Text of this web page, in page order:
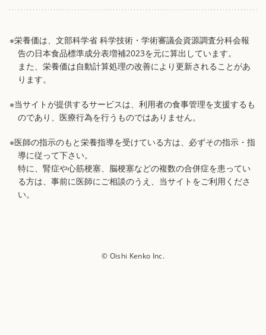
※栄養価は、文部科学省 科学技術・学術審議会資源調査分科会報
告の日本食品標準成分表増補2023を元に算出しています。
また、栄養価は自動計算処理の改善により更新されることがあ
ります。
※当サイトが提供するサービスは、利用者の食事管理を支援するも
のであり、医療行為を行うものではありません。
※医師の指示のもと栄養指導を受けている方は、必ずその指示・指
導に従って下さい。
特に、腎症や心筋梗塞、脳梗塞などの複数の合併症を患ってい
る方は、事前に医師にご相談のうえ、当サイトをご利用くださ
い。
© Oishi Kenko Inc.